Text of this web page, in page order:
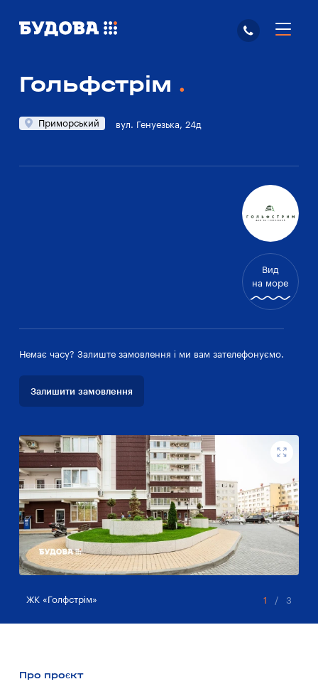
Гольфстрім
Приморський вул. Генуезька, 24д
Вид
на море
Немає часу? Залиште замовлення і ми вам зателефонуємо.
Залишити замовлення
ЖК «Голфстрім» 1 / 3
Про проєкт